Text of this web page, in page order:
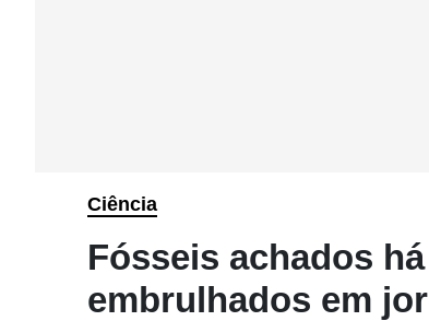
Ciência
Fósseis achados
embrulhados em